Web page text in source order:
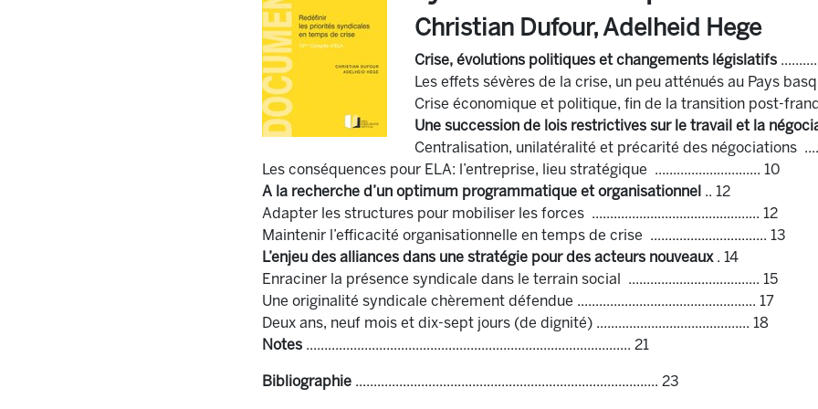
Christian Dufour, Adelheid Hege
Crise, évolutions politiques et changements législatifs
Les effets sévères de la crise, un peu atténués au Pays
Crise économique et politique, fin de la transition post-
Une succession de lois restrictives sur le travail et la
Centralisation, unilatéralité et précarité des négociations
Les conséquences pour ELA: l’entreprise, lieu stratégique ............................. 10
A la recherche d’un optimum programmatique et organisationnel .. 12
Adapter les structures pour mobiliser les forces .............................................. 12
Maintenir l’efficacité organisationnelle en temps de crise ................................ 13
L’enjeu des alliances dans une stratégie pour des acteurs nouveaux . 14
Enraciner la présence syndicale dans le terrain social .................................... 15
Une originalité syndicale chèrement défendue ................................................. 17
Deux ans, neuf mois et dix-sept jours (de dignité) .......................................... 18
Notes ......................................................................................... 21
Bibliographie ................................................................................... 23